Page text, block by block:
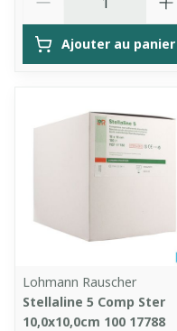
Ajouter au panier
Lohmann Rauscher
Stellaline 5 Comp Ster
10,0x10,0cm 100 17788